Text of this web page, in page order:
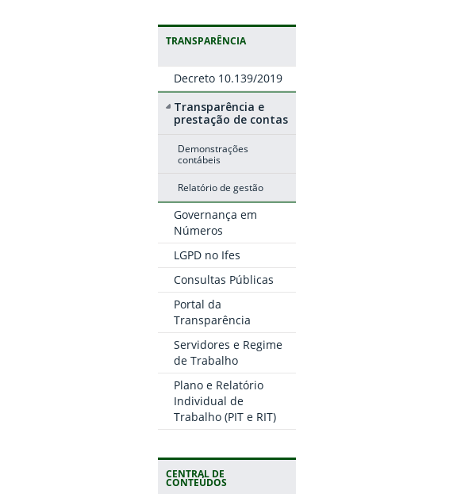
TRANSPARÊNCIA
Decreto 10.139/2019
Transparência e
prestação de contas
Demonstrações
contábeis
Relatório de gestão
Governança em
Números
LGPD no Ifes
Consultas Públicas
Portal da
Transparência
Servidores e Regime
de Trabalho
Plano e Relatório
Individual de
Trabalho (PIT e RIT)
CENTRAL DE
CONTEÚDOS